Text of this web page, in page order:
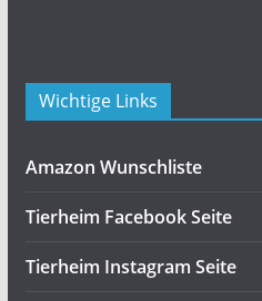
Wichtige Links
Amazon Wunschliste
Tierheim Facebook Seite
Tierheim Instagram Seite